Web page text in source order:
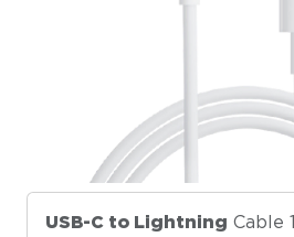
USB-C to Lightning Cable